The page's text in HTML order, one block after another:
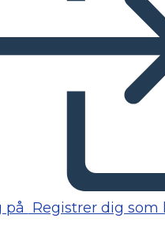
på Registrer dig